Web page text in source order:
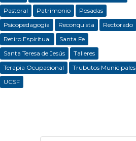
Pastoral
Patrimonio
Posadas
Psicopedagogía
Reconquista
Rectorado
Retiro Espiritual
Santa Fe
Santa Teresa de Jesús
Talleres
Terapia Ocupacional
Trubutos Municipales
UCSF